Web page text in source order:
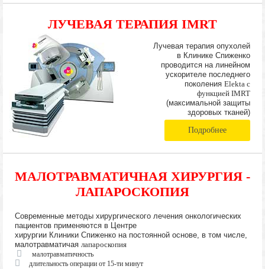
ЛУЧЕВАЯ ТЕРАПИЯ IMRT
Лучевая терапия опухолей
в Клинике Спиженко
проводится на линейном
ускорителе последнего
поколения Elekta с
функцией IMRT
(максимальной защиты
здоровых тканей)
Подробнее
МАЛОТРАВМАТИЧНАЯ ХИРУРГИЯ -
ЛАПАРОСКОПИЯ
Современные методы хирургического лечения онкологических
пациентов применяются в Центре
хирургии Клиники Спиженко на постоянной основе, в том числе,
малотравматичая лапароскопия
малотравматичность
длительность операции от 15-ти минут